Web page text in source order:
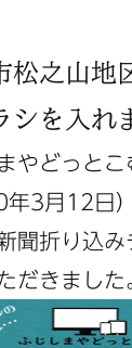
松之山地
シを入れ
やどっと
年3月12日
聞折り込み
だきました